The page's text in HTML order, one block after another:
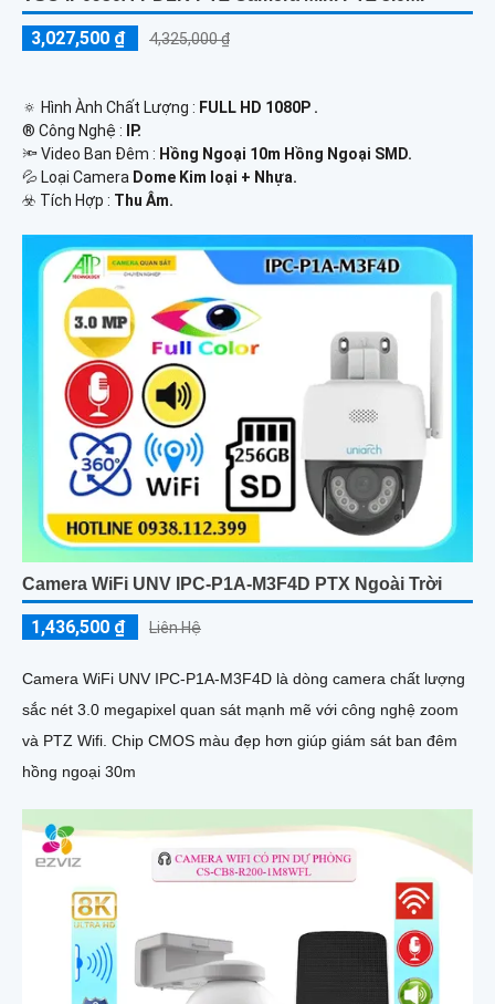
3,027,500 ₫ 4,325,000 ₫
🔅 Hình Ành Chất Lượng : FULL HD 1080P .
®️ Công Nghệ :
IP.
🔦 Video Ban Đêm : Hồng Ngoại 10m Hồng Ngoại SMD.
💦 Loại Camera Dome Kim loại + Nhựa.
️☣️ Tích Hợp : Thu Âm.
Camera WiFi UNV IPC-P1A-M3F4D PTX Ngoài Trời
1,436,500 ₫ Liên Hệ
Camera WiFi UNV IPC-P1A-M3F4D là dòng camera chất lượng
sắc nét 3.0 megapixel quan sát mạnh mẽ với công nghệ zoom
và PTZ Wifi. Chip CMOS màu đẹp hơn giúp giám sát ban đêm
hồng ngoại 30m